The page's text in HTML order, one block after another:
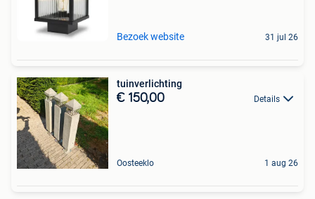
Bezoek website 31 jul 26
tuinverlichting
€ 150,00 Details
Oosteeklo 1 aug 26